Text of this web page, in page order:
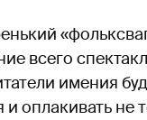
всего
имения
и оплакивать не